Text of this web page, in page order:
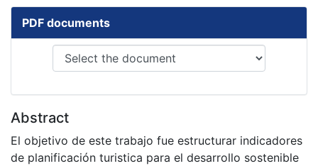
PDF documents
Abstract
El objetivo de este trabajo fue estructurar indicadores
de planificación turistica para el desarrollo sostenible